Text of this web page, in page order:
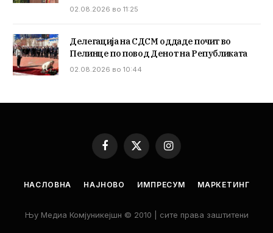
02.08.2026 во 11:25
Делегација на СДСМ оддаде почит во
Пелинце по повод Денот на Републиката
02.08.2026 во 10:44
Facebook
X
Instagram
НАСЛОВНА НАЈНОВО ИМПРЕСУМ МАРКЕТИНГ
Њу Медиа Комјуникејшн © 2010 | сите права заштитени